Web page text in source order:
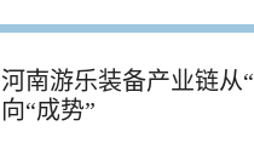
河南游乐装备产业链从
向“成势”